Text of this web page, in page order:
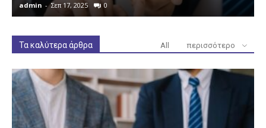
admin - Σεπ 17, 2025 0
Τα καλύτερα άρθρα All περισσότερο